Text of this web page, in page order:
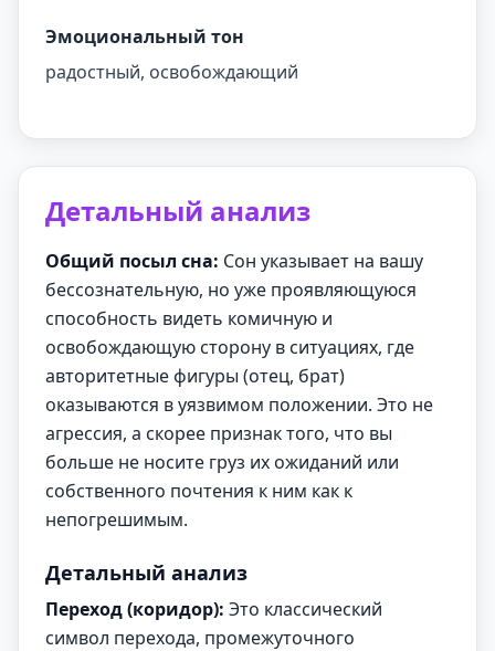
Эмоциональный тон
радостный, освобождающий
Детальный анализ
Общий посыл сна: Сон указывает на вашу
бессознательную, но уже проявляющуюся
способность видеть комичную и
освобождающую сторону в ситуациях, где
авторитетные фигуры (отец, брат)
оказываются в уязвимом положении. Это не
агрессия, а скорее признак того, что вы
больше не носите груз их ожиданий или
собственного почтения к ним как к
непогрешимым.
Детальный анализ
Переход (коридор): Это классический
символ перехода, промежуточного